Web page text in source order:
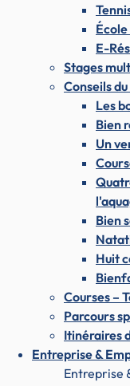
E-
Stages
Conseils
Les
Bien
Un
Bien
Huit
Courses –
Parcours
Itinéraires
Entreprise &
Entreprise